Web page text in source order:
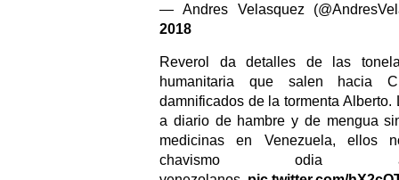
— Andres Velasquez
2018
Reverol da detalles de las
humanitaria que salen hacia
damnificados de la tormenta Alberto.
a diario de hambre y de mengua
medicinas en Venezuela, ellos
chavismo